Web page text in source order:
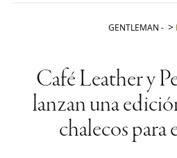
GENTLEMAN -
Café Leather y
lanzan una
chalecos para